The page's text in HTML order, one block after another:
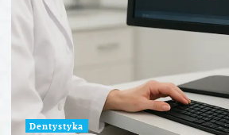
Dentystyka